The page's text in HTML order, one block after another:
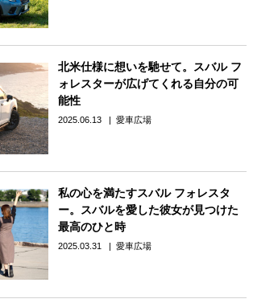
北米仕様に想いを馳せて。スバル フ
ォレスターが広げてくれる自分の可
能性
2025.06.13 愛車広場
私の心を満たすスバル フォレスタ
ー。スバルを愛した彼女が見つけた
最高のひと時
2025.03.31 愛車広場